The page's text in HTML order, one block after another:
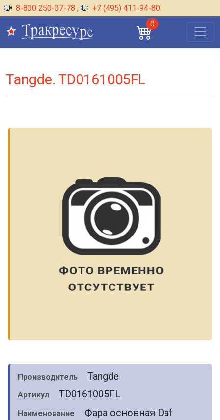
8-800 250-07-78 ,
+7 (495) 411-94-80
0
Tangde. TD0161005FL
Производитель Tangde
Артикул TD0161005FL
Наименование
Фара основная Daf